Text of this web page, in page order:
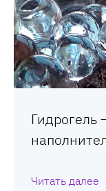
Читать далее